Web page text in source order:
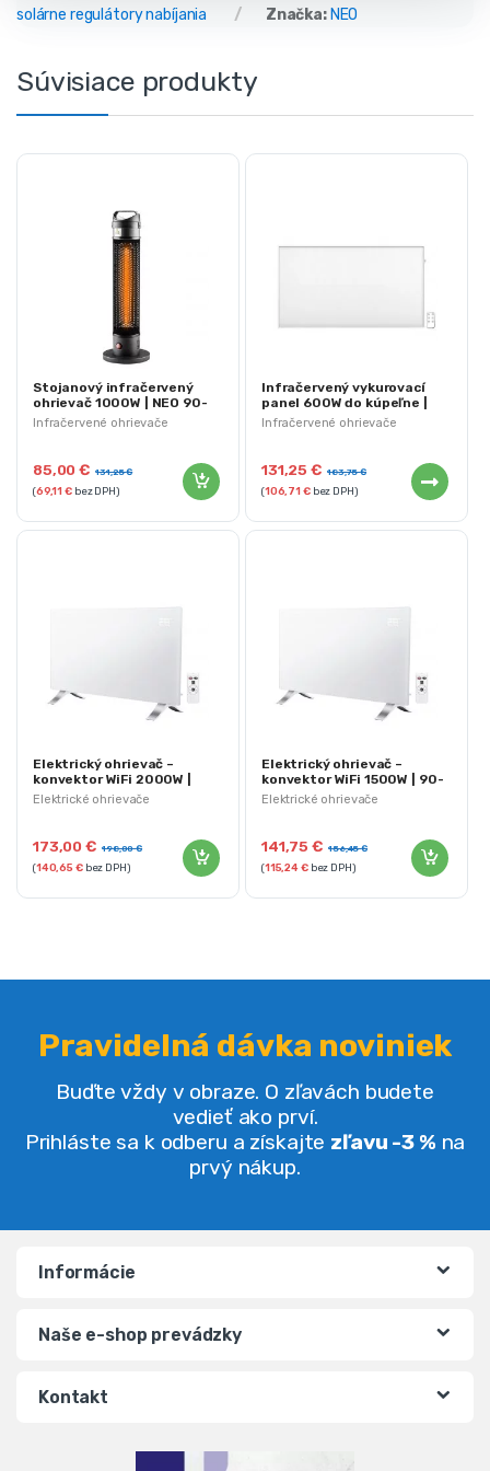
solárne regulátory nabíjania
Značka: NEO
Súvisiace produkty
Infračervené ohrievače
Stojanový infračervený
ohrievač 1000W | NEO 90-
035
85,00€ 131,25€
(69,11€bez DPH)
Infračervené ohrievače
Infračervený vykurovací
panel 600W do kúpeľne |
NEO 90-103
131,25€ 183,75€
(106,71€bez DPH)
Elektrické ohrievače
Elektrický ohrievač –
konvektor WiFi 2000W |
NEO 90-095
173,00€ 198,00€
(140,65 €bez DPH)
Elektrické ohrievače
Elektrický ohrievač –
konvektor WiFi 1500W | 90-
094
141,75€ 156,45€
(115,24€bez DPH)
Pravidelná dávka noviniek
Buďte vždy v obraze. O zľavách budete
vedieť ako prví.
Prihláste sa k odberu a získajte zľavu -3 % na
prvý nákup.
Informácie
Naše e-shop prevádzky
Kontakt